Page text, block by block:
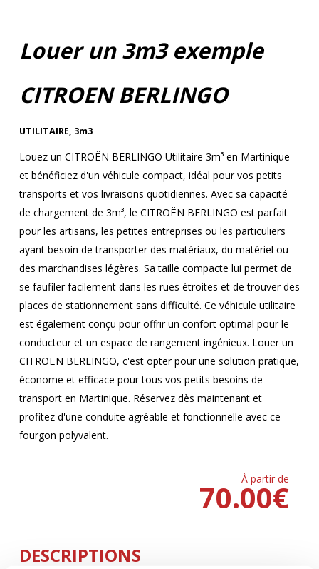
Louer un 3m3 exemple
CITROEN BERLINGO
UTILITAIRE, 3m3
Louez un CITROËN BERLINGO Utilitaire 3m³ en Martinique
et bénéficiez d'un véhicule compact, idéal pour vos petits
transports et vos livraisons quotidiennes. Avec sa capacité
de chargement de 3m³, le CITROËN BERLINGO est parfait
pour les artisans, les petites entreprises ou les particuliers
ayant besoin de transporter des matériaux, du matériel ou
des marchandises légères. Sa taille compacte lui permet de
se faufiler facilement dans les rues étroites et de trouver des
places de stationnement sans difficulté. Ce véhicule utilitaire
est également conçu pour offrir un confort optimal pour le
conducteur et un espace de rangement ingénieux. Louer un
CITROËN BERLINGO, c'est opter pour une solution pratique,
économe et efficace pour tous vos petits besoins de
transport en Martinique. Réservez dès maintenant et
profitez d'une conduite agréable et fonctionnelle avec ce
fourgon polyvalent.
À partir de
€
70.00
DESCRIPTIONS